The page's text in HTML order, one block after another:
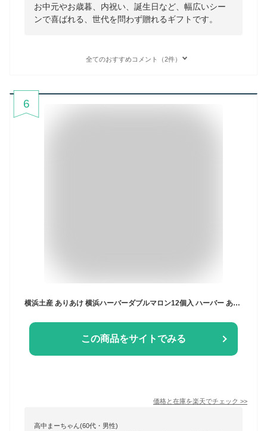
お中元やお歳暮、内祝い、誕生日など、幅広いシー
ンで喜ばれる、世代を問わず贈れるギフトです。
全てのおすすめコメント（2件）
6
横浜土産 ありあけ 横浜ハーバーダブルマロン12個入 ハーバー ありあけハーバー ハーバー ありあけ 横浜お土産 横浜 お土産 横濱ハーバー 手土産 お菓子 個包装 ギフトカード
この商品をサイトでみる
価格と在庫を楽天でチェック >>
高中まーちゃん(60代・男性)